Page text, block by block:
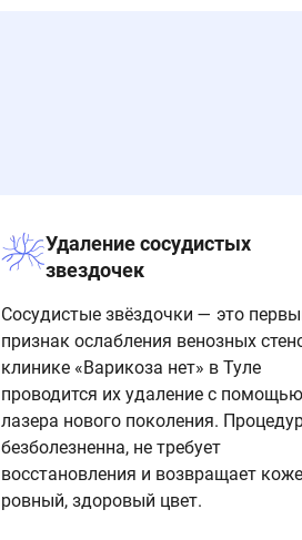
Удаление сосудистых
звездочек
Сосудистые звёздочки — это
признак ослабления венозных
клинике «Варикоза нет» в Туле
проводится их удаление с помощью
лазера нового поколения.
безболезненна, не требует
восстановления и возвращает коже
ровный, здоровый цвет.